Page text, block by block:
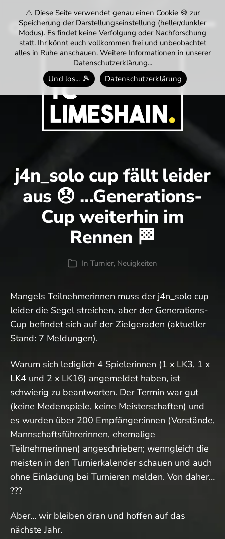
e.V.
j4n_solo cup fällt leider
aus 😞 …Generations-
Cup weiterhin im
Rennen 🏁
Kategorien
In Turnier, Neuigkeiten
Mangels Teilnehmerinnen muss der j4n_solo cup
leider die Segel streichen, aber der Generations-
Cup befindet sich auf der Zielgeraden (aktueller
Stand: 7 Meldungen).
Warum sich lediglich 4 Spielerinnen (1 x LK3, 1 x
LK4 und 2 x LK16) angemeldet haben, ist
schwierig zu beantworten. Der Termin war gut
(keine Medenspiele, keine Meisterschaften) und
es wurden über 200 Empfänger:innen (Vorstände,
Mannschaftsführerinnen, ehemalige
Teilnehmerinnen) angeschrieben; wenngleich die
meisten in den Turnierkalender schauen und auch
ohne Einladung bei Turnieren melden. Von daher…
???
Aber… wir bleiben dran und hoffen auf das
nächste Jahr.
⚠️ Diese Seite verwendet genau einen Cookie 🍪 zur
Speicherung der Darstellungseinstellung (heller/dunkler
Modus). Es findet keine Verfolgung oder Nachforschung
statt. Ihr könnt euch vollkommen frei und unbeobachtet
alles in Ruhe anschauen. Weitere Informationen in unserer
Datenschutzerklärung...
Und los... 🎾
Datenschutzerklärung